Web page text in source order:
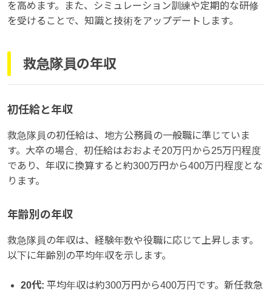
を高めます。また、シミュレーション訓練や定期的な研修
を受けることで、知識と技術をアップデートします。
救急隊員の年収
初任給と年収
救急隊員の初任給は、地方公務員の一般職に準じていま
す。大卒の場合、初任給はおおよそ20万円から25万円程度
であり、年収に換算すると約300万円から400万円程度とな
ります。
年齢別の年収
救急隊員の年収は、経験年数や役職に応じて上昇します。
以下に年齢別の平均年収を示します。
20代: 平均年収は約300万円から400万円です。新任救急